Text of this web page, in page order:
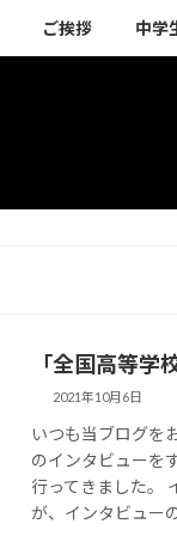
ご挨拶 中学
「全国高等学
2021年10月6日
いつも当ブログを
のインタビューを
行ってきました。
が、インタビュー